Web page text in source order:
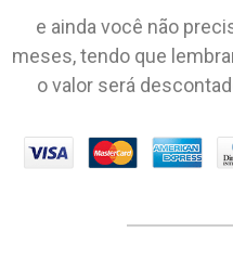
e ainda você não
meses, tendo que
o valor será